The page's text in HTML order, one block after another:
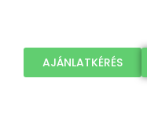
AJÁNLATKÉRÉS